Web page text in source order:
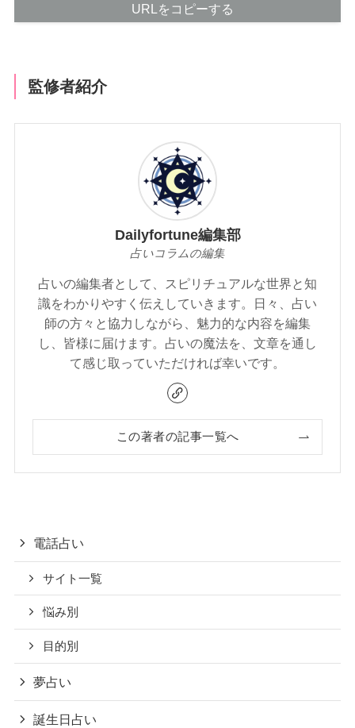
URLをコピーする
監修者紹介
Dailyfortune編集部
占いコラムの編集
占いの編集者として、スピリチュアルな世界と知
識をわかりやすく伝えしていきます。日々、占い
師の方々と協力しながら、魅力的な内容を編集
し、皆様に届けます。占いの魔法を、文章を通し
て感じ取っていただければ幸いです。
この著者の記事一覧へ
電話占い
サイト一覧
悩み別
目的別
夢占い
誕生日占い